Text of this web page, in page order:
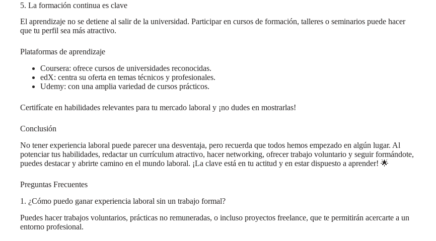
5. La formación continua es clave
El aprendizaje no se detiene al salir de la universidad. Participar en cursos de formación, talleres o seminarios puede hacer
que tu perfil sea más atractivo.
Plataformas de aprendizaje
Coursera: ofrece cursos de universidades reconocidas.
edX: centra su oferta en temas técnicos y profesionales.
Udemy: con una amplia variedad de cursos prácticos.
Certifícate en habilidades relevantes para tu mercado laboral y ¡no dudes en mostrarlas!
Conclusión
No tener experiencia laboral puede parecer una desventaja, pero recuerda que todos hemos empezado en algún lugar. Al
potenciar tus habilidades, redactar un currículum atractivo, hacer networking, ofrecer trabajo voluntario y seguir formándote,
puedes destacar y abrirte camino en el mundo laboral. ¡La clave está en tu actitud y en estar dispuesto a aprender! 🌟
Preguntas Frecuentes
1. ¿Cómo puedo ganar experiencia laboral sin un trabajo formal?
Puedes hacer trabajos voluntarios, prácticas no remuneradas, o incluso proyectos freelance, que te permitirán acercarte a un
entorno profesional.